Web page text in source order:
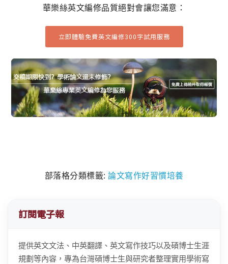
華樂絲英文編修品質絕對會讓您滿意：
立即體驗免費英文編修300字試用服務
部落格分類標籤: 論文寫作好習慣培養
訂閱電子報
提供英文文法、中英翻譯、英文寫作技巧以及碩博士生涯
規劃等內容，專為台灣碩博士生與研究者整理實用學術寫